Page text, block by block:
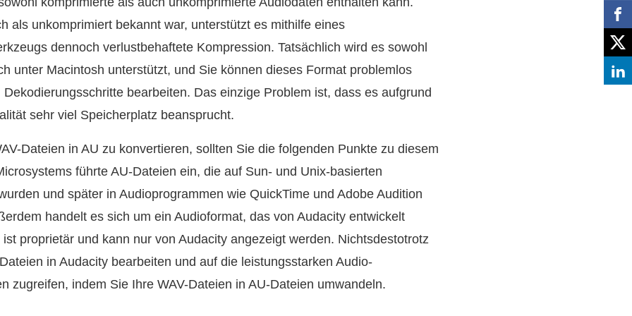
als unkomprimiert bekannt war, unterstützt es mithilfe eines
dennoch verlustbehaftete Kompression. Tatsächlich wird es sowohl
unter Macintosh unterstützt, und Sie können dieses Format problemlos
bearbeiten. Das einzige Problem ist, dass es aufgrund
sehr viel Speicherplatz beansprucht.
Dateien in AU zu konvertieren, sollten Sie die folgenden Punkte zu diesem
führte AU-Dateien ein, die auf Sun- und Unix-basierten
und später in Audioprogrammen wie QuickTime und Adobe Audition
handelt es sich um ein Audioformat, das von Audacity entwickelt
proprietär und kann nur von Audacity angezeigt werden. Nichtsdestotrotz
in Audacity bearbeiten und auf die leistungsstarken Audio-
zugreifen, indem Sie Ihre WAV-Dateien in AU-Dateien umwandeln.